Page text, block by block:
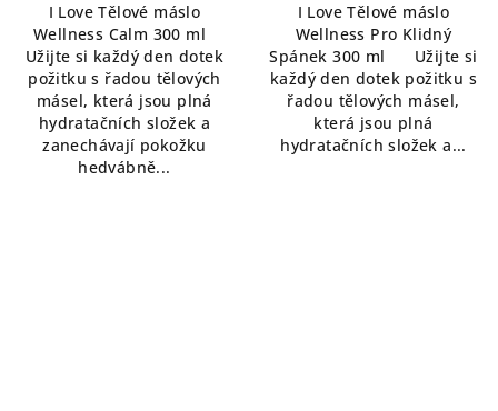
I Love Tělové máslo
Wellness Calm 300 ml
Užijte si každý den dotek
požitku s řadou tělových
másel, která jsou plná
hydratačních složek a
zanechávají pokožku
hedvábně...
I Love Tělové máslo
Wellness Pro Klidný
Spánek 300 ml Užijte si
každý den dotek požitku s
řadou tělových másel,
která jsou plná
hydratačních složek a...